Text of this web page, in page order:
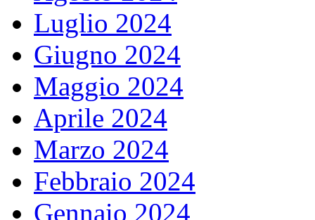
Luglio 2024
Giugno 2024
Maggio 2024
Aprile 2024
Marzo 2024
Febbraio 2024
Gennaio 2024